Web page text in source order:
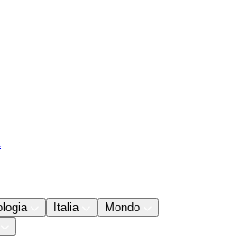
Italia
Mondo